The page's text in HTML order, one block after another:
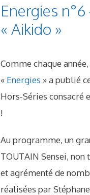
Energies
« Aikido »
Comme chaque
« Energies » a publié
Hors-Séries consacré
!
Au programme, un
TOUTAIN Sensei,
et agrémenté de
réalisées par